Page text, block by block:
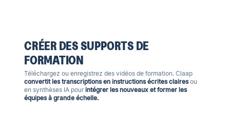
CRÉER DES SUPPORTS DE
FORMATION
Téléchargez ou enregistrez des vidéos de formation. Claap
convertit les transcriptions en instructions écrites clairesou
en synthèses IA pourintégrer les nouveaux et former les
équipes à grande échelle.